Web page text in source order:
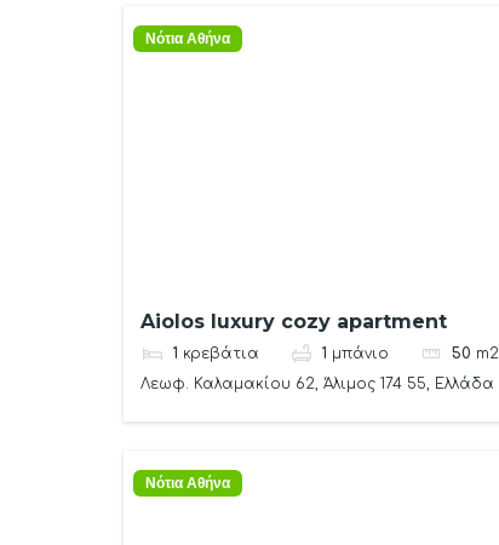
Νότια Αθήνα
Aiolos luxury cozy apartment
1 κρεβάτια 1 μπάνιο 50 m2
Λεωφ. Καλαμακίου 62, Άλιμος 174 55, Ελλάδα
Νότια Αθήνα